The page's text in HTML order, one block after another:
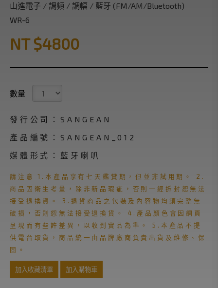
山進電子 / 調頻 / 調幅 / 藍牙 (FM/AM/Bluetooth)
WR-6
NT $4800
數量
發行公司：SANGEAN
產品編號：SANGEAN_012
媒體形式：藍牙喇叭
請注意 1.本產品享有七天鑑賞期，但並非試用期。 2.
商品因衛生考量，除非新品瑕疵，否則一經拆封恕無法
接受退換貨。 3.退貨商品之包裝及內容物均須完整無
破損，否則恕無法接受退換貨。 4.產品顏色會因網頁
呈現而有些許差異，以收到實品為準。 5.本產品不提
供電台取貨，商品統一由品牌廠商負責出貨及維修、保
固。
加入收藏清單 加入購物車